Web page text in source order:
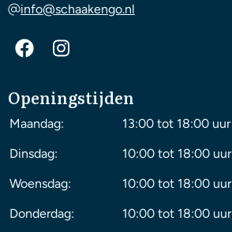
info@schaakengo.nl
Openingstijden
Maandag:
13:00 tot 18:00 uur
Dinsdag:
10:00 tot 18:00 uur
Woensdag:
10:00 tot 18:00 uur
Donderdag:
10:00 tot 18:00 uur